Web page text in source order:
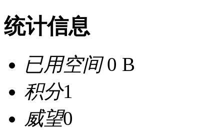
统计信息
已用空间0 B
积分1
威望0